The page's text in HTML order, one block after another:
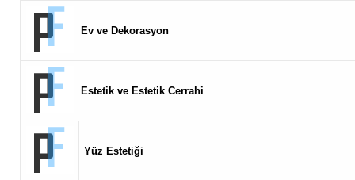
Ev ve Dekorasyon
Estetik ve Estetik Cerrahi
Yüz Estetiği